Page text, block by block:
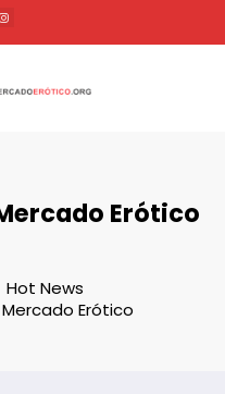
Erótico
Hot News
Erótico